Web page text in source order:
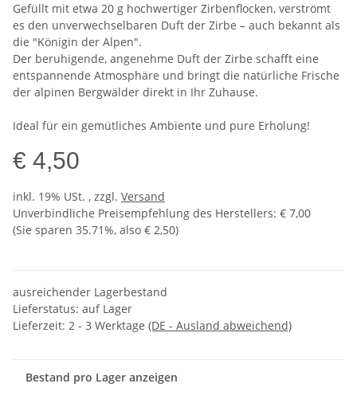
Gefüllt mit etwa 20 g hochwertiger Zirbenflocken, verströmt
es den unverwechselbaren Duft der Zirbe – auch bekannt als
die "Königin der Alpen".
Der beruhigende, angenehme Duft der Zirbe schafft eine
entspannende Atmosphäre und bringt die natürliche Frische
der alpinen Bergwälder direkt in Ihr Zuhause.
Ideal für ein gemütliches Ambiente und pure Erholung!
€ 4,50
inkl. 19% USt. , zzgl. Versand
Unverbindliche Preisempfehlung des Herstellers: € 7,00
(Sie sparen 35.71%, also € 2,50)
ausreichender Lagerbestand
Lieferstatus: auf Lager
Lieferzeit: 2 - 3 Werktage (DE - Ausland abweichend)
Bestand pro Lager anzeigen